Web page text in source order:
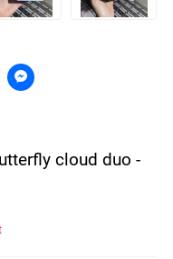
cloud duo -